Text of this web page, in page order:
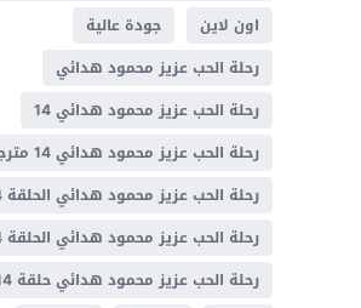
اون لاين
جودة عالية
رحلة الحب عزيز محمود هدائي
رحلة الحب عزيز محمود هدائي 14
رحلة الحب عزيز محمود هدائي 14 مترجم
رحلة الحب عزيز محمود هدائي الحلقة 14
رحلة الحب عزيز محمود هدائي الحلقة 14 مترجم
رحلة الحب عزيز محمود هدائي حلقة 14